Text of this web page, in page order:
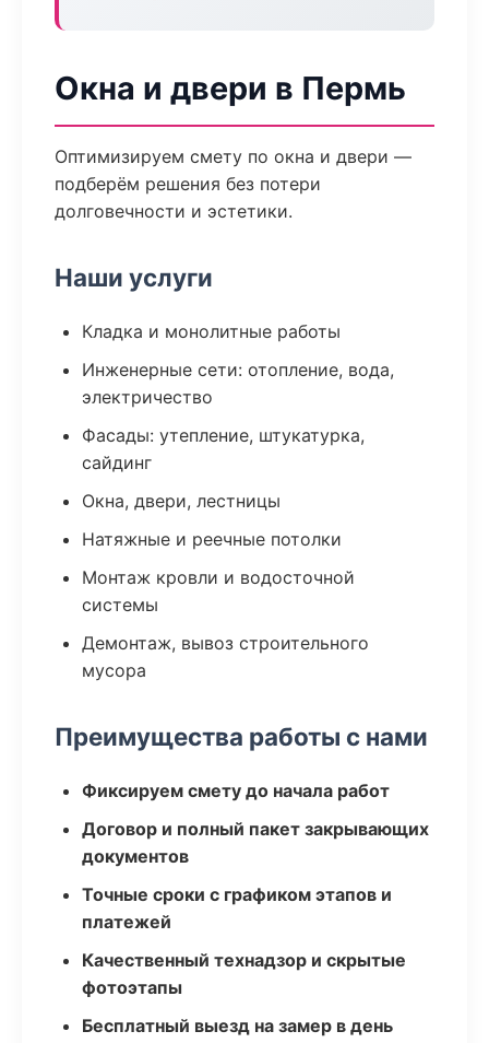
Окна и двери в Пермь
Оптимизируем смету по окна и двери —
подберём решения без потери
долговечности и эстетики.
Наши услуги
Кладка и монолитные работы
Инженерные сети: отопление, вода,
электричество
Фасады: утепление, штукатурка,
сайдинг
Окна, двери, лестницы
Натяжные и реечные потолки
Монтаж кровли и водосточной
системы
Демонтаж, вывоз строительного
мусора
Преимущества работы с нами
Фиксируем смету до начала работ
Договор и полный пакет закрывающих
документов
Точные сроки с графиком этапов и
платежей
Качественный технадзор и скрытые
фотоэтапы
Бесплатный выезд на замер в день